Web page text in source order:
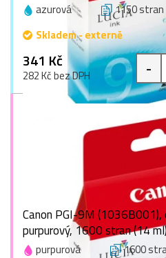
azurová 1150 stran
Skladem - externě
341 Kč
282 Kč bez DPH -
Canon PGI-9M (1036B001),
purpurový, 1600 stran (14
purpurová 1600